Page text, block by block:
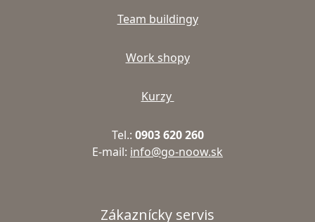
Team buildingy
Work shopy
Kurzy
Tel.: 0903 620 260
E-mail: info@go-noow.sk
Zákaznícky servis